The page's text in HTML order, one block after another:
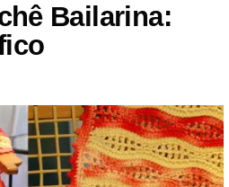
Bailarina: